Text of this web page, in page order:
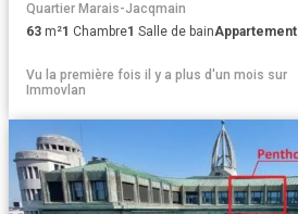
Quartier Marais-Jacqmain
63 m²1 Chambre1 Salle de bainAppartement
Vu la première fois il y a plus d'un mois sur
Immovlan